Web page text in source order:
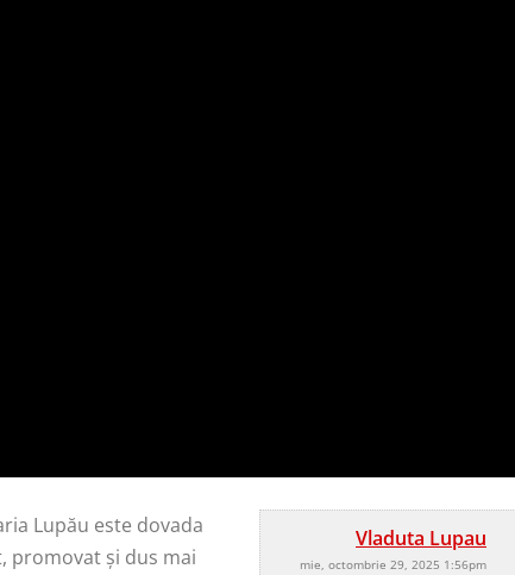
Vladuta Lupau
mie, octombrie 29, 2025 1:56pm
Lupău este dovada
promovat şi dus mai